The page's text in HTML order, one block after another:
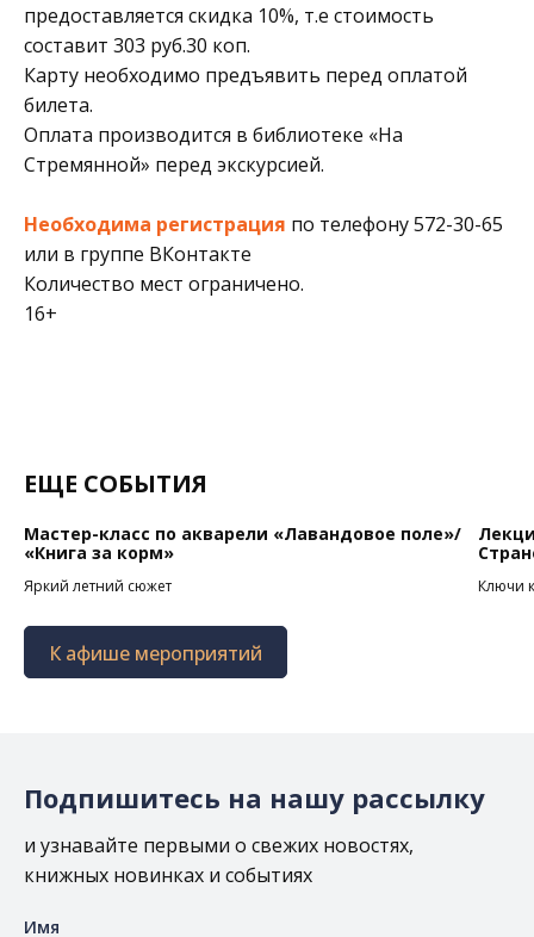
предоставляется скидка 10%, т.е стоимость
составит 303 руб.30 коп.
Карту необходимо предъявить перед оплатой
билета.
Оплата производится в библиотеке «На
Стремянной» перед экскурсией.
Необходима регистрация по телефону 572-30-65
или в группе ВКонтакте
Количество мест ограничено.
16+
ЕЩЕ СОБЫТИЯ
Мастер-класс по акварели «Лавандовое поле»/
«Книга за корм»
Яркий летний сюжет Ключи
К афише мероприятий
Подпишитесь на нашу рассылку
и узнавайте первыми о свежих новостях,
книжных новинках и событиях
Имя